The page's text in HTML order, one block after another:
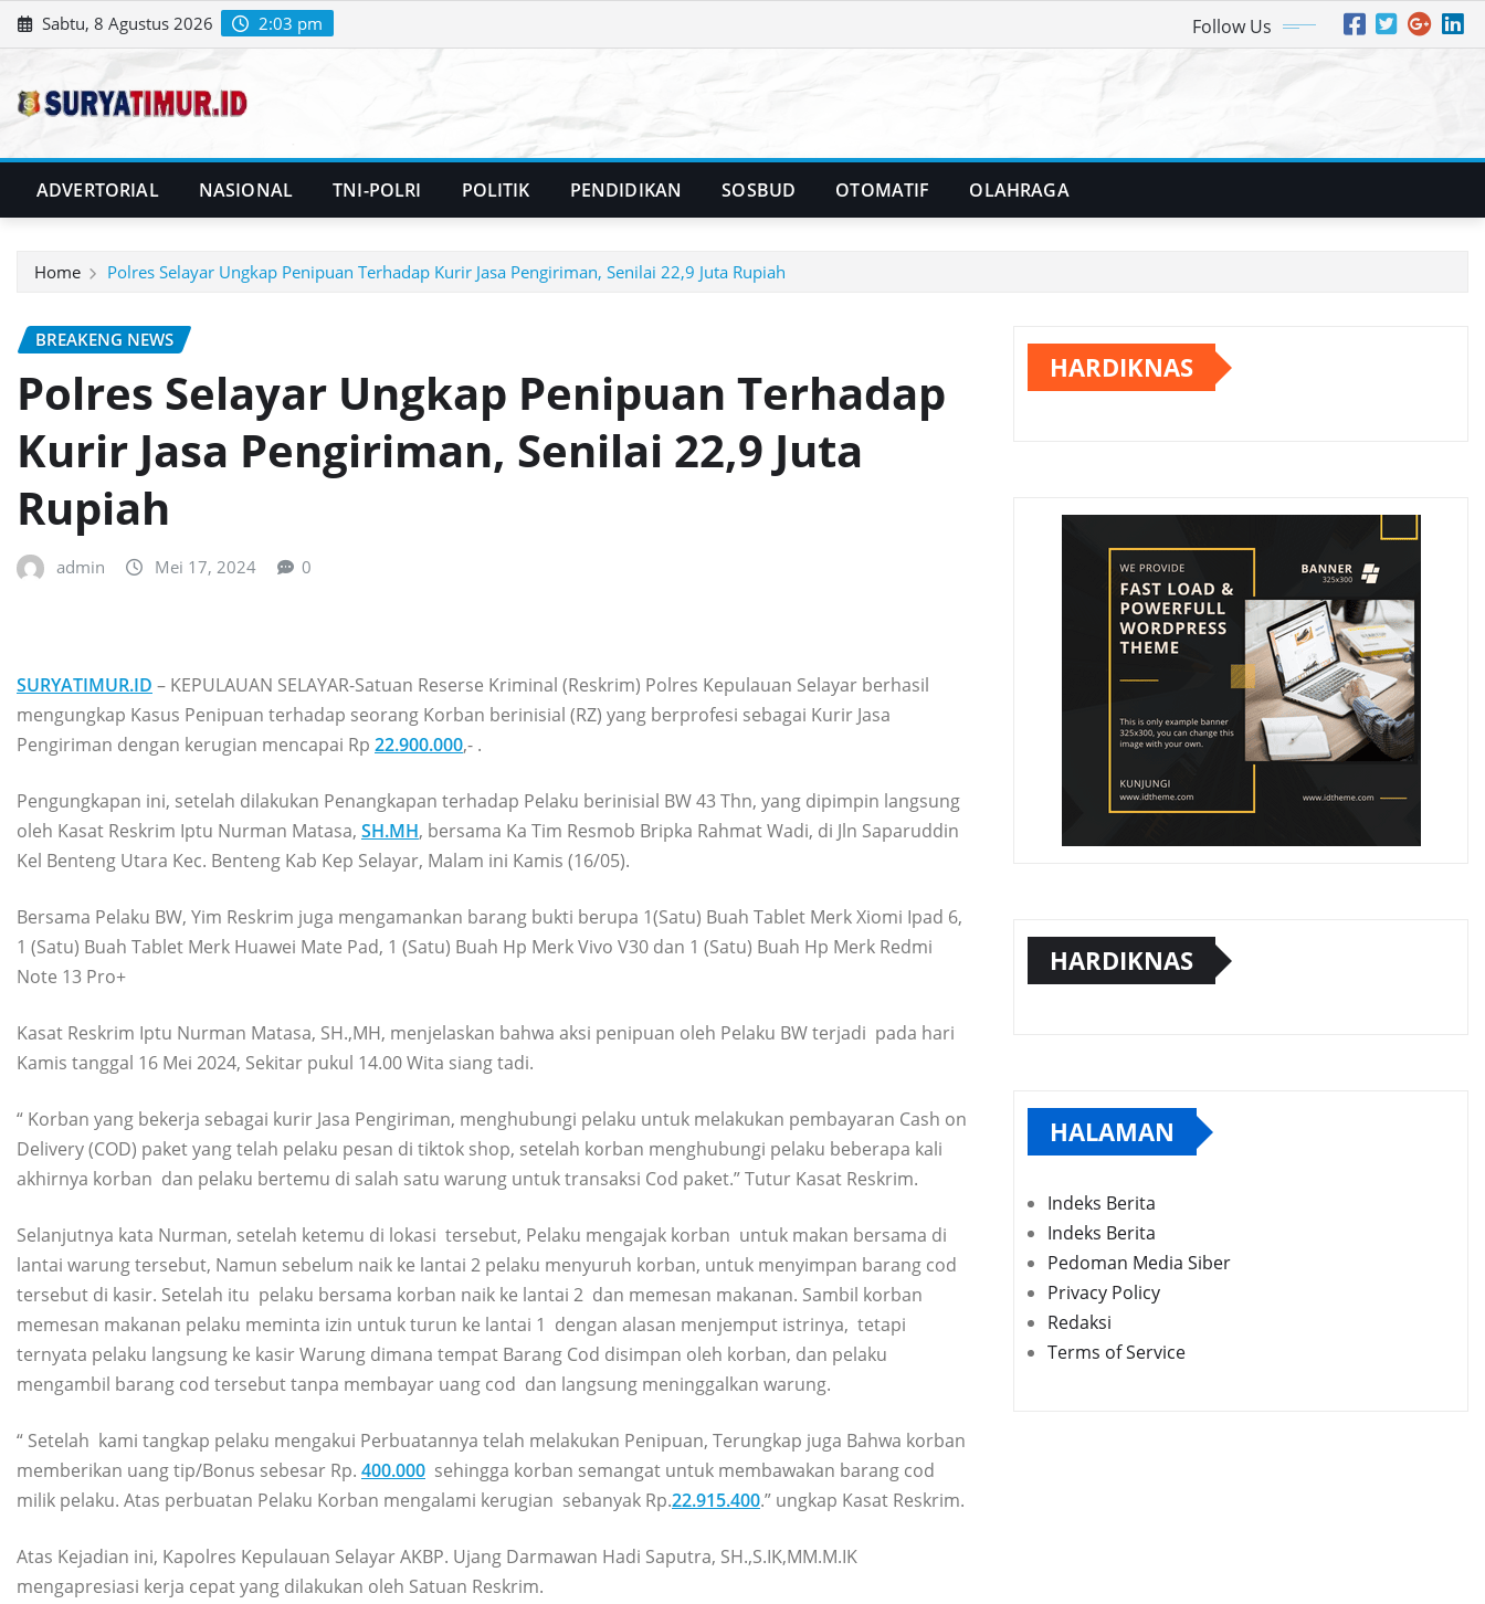
Skip
to
Sabtu, 8 Agustus 2026 2:03 pm Follow Us
ADVERTORIAL NASIONAL TNI-POLRI POLITIK PENDIDIKAN SOSBUD OTOMATIF OLAHRAGA
Home Polres Selayar Ungkap Penipuan Terhadap Kurir Jasa Pengiriman, Senilai 22,9 Juta Rupiah
BREAKENG NEWS
Polres Selayar Ungkap Penipuan Terhadap
Kurir Jasa Pengiriman, Senilai 22,9 Juta
Rupiah
admin Mei 17, 2024 0
SURYATIMUR.ID – KEPULAUAN SELAYAR-Satuan Reserse Kriminal (Reskrim) Polres Kepulauan Selayar berhasil
mengungkap Kasus Penipuan terhadap seorang Korban berinisial (RZ) yang berprofesi sebagai Kurir Jasa
Pengiriman dengan kerugian mencapai Rp 22.900.000,- .
Pengungkapan ini, setelah dilakukan Penangkapan terhadap Pelaku berinisial BW 43 Thn, yang dipimpin langsung
oleh Kasat Reskrim Iptu Nurman Matasa, SH.MH, bersama Ka Tim Resmob Bripka Rahmat Wadi, di Jln Saparuddin
Kel Benteng Utara Kec. Benteng Kab Kep Selayar, Malam ini Kamis (16/05).
Bersama Pelaku BW, Yim Reskrim juga mengamankan barang bukti berupa 1(Satu) Buah Tablet Merk Xiomi Ipad 6,
1 (Satu) Buah Tablet Merk Huawei Mate Pad, 1 (Satu) Buah Hp Merk Vivo V30 dan 1 (Satu) Buah Hp Merk Redmi
Note 13 Pro+
Kasat Reskrim Iptu Nurman Matasa, SH.,MH, menjelaskan bahwa aksi penipuan oleh Pelaku BW terjadi pada hari
Kamis tanggal 16 Mei 2024, Sekitar pukul 14.00 Wita siang tadi.
“ Korban yang bekerja sebagai kurir Jasa Pengiriman, menghubungi pelaku untuk melakukan pembayaran Cash on
Delivery (COD) paket yang telah pelaku pesan di tiktok shop, setelah korban menghubungi pelaku beberapa kali
akhirnya korban dan pelaku bertemu di salah satu warung untuk transaksi Cod paket.” Tutur Kasat Reskrim.
Selanjutnya kata Nurman, setelah ketemu di lokasi tersebut, Pelaku mengajak korban untuk makan bersama di
lantai warung tersebut, Namun sebelum naik ke lantai 2 pelaku menyuruh korban, untuk menyimpan barang cod
tersebut di kasir. Setelah itu pelaku bersama korban naik ke lantai 2 dan memesan makanan. Sambil korban
memesan makanan pelaku meminta izin untuk turun ke lantai 1 dengan alasan menjemput istrinya, tetapi
ternyata pelaku langsung ke kasir Warung dimana tempat Barang Cod disimpan oleh korban, dan pelaku
mengambil barang cod tersebut tanpa membayar uang cod dan langsung meninggalkan warung.
“ Setelah kami tangkap pelaku mengakui Perbuatannya telah melakukan Penipuan, Terungkap juga Bahwa korban
memberikan uang tip/Bonus sebesar Rp. 400.000 sehingga korban semangat untuk membawakan barang cod
milik pelaku. Atas perbuatan Pelaku Korban mengalami kerugian sebanyak Rp.22.915.400.” ungkap Kasat Reskrim.
Atas Kejadian ini, Kapolres Kepulauan Selayar AKBP. Ujang Darmawan Hadi Saputra, SH.,S.IK,MM.M.IK
mengapresiasi kerja cepat yang dilakukan oleh Satuan Reskrim.
HARDIKNAS
HARDIKNAS
HALAMAN
Indeks Berita
Indeks Berita
Pedoman Media Siber
Privacy Policy
Redaksi
Terms of Service